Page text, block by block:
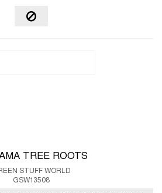
TREE ROOTS
STUFF WORLD
GSW13508